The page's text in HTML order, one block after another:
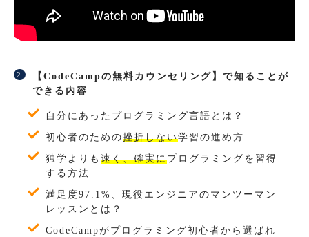
【CodeCampの無料カウンセリング】で知ることが
できる内容
自分にあったプログラミング言語とは？
初心者のための挫折しない学習の進め方
独学よりも 速く、確実にプログラミングを習得
する方法
満足度97.1%、現役エンジニアのマンツーマン
レッスンとは？
CodeCampがプログラミング初心者から選ばれ